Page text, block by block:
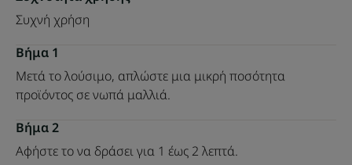
Συχνή χρήση
Βήμα 1
Μετά το λούσιμο, απλώστε μια μικρή ποσότητα
προϊόντος σε νωπά μαλλιά.
Βήμα 2
Αφήστε το να δράσει για 1 έως 2 λεπτά.